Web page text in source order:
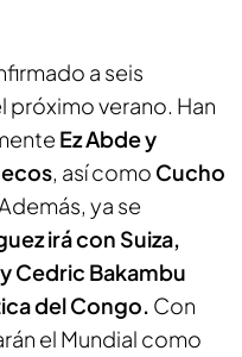
a seis
próximo verano. Han
Ez Abde y
, así como Cucho
ya se
irá con Suiza,
Cedric Bakambu
del Congo. Con
el Mundial como